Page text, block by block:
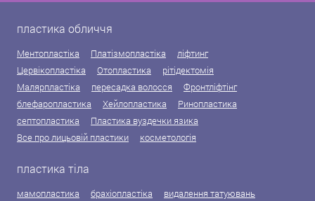
пластика обличчя
Ментопластіка Платізмопластіка
ліфтинг
Цервікопластіка
Отопластика
рітідектомія
Малярпластіка
пересадка волосся
Фронтліфтінг
блефаропластика
Хейлопластика
Ринопластика
септопластика
Пластика вуздечки язика
Все про лицьовій пластики
косметологія
пластика тіла
мамопластика брахіопластіка
видалення татуювань